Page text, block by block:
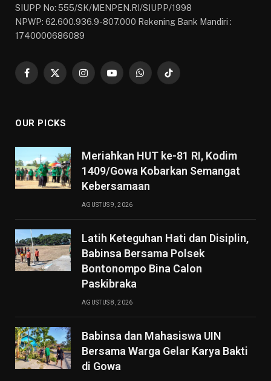
SIUPP No: 555/SK/MENPEN.RI/SIUPP/1998
NPWP: 62.600.936.9-807.000 Rekening Bank Mandiri :
1740000686089
Facebook
X
InstagramYouTubeWhatsAppTikTok
OUR PICKS
Meriahkan HUT ke-81 RI, Kodim
1409/Gowa Kobarkan Semangat
Kebersamaan
AGUSTUS 9, 2026
Latih Keteguhan Hati dan Disiplin,
Babinsa Bersama Polsek
Bontonompo Bina Calon
Paskibraka
AGUSTUS 8, 2026
Babinsa dan Mahasiswa UIN
Bersama Warga Gelar Karya Bakti
di Gowa